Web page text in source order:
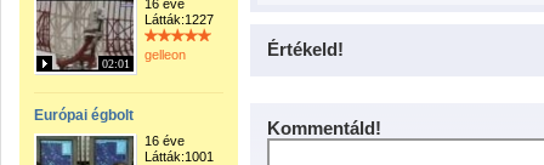
02:01
16 éve
Látták:1227
gelleon
Európai égbolt
16 éve
Látták:1001
Értékeld!
Kommentáld!